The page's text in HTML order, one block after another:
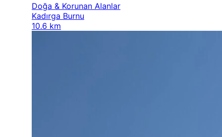
Doğa & Korunan Alanlar
Kadırga Burnu
10.6 km